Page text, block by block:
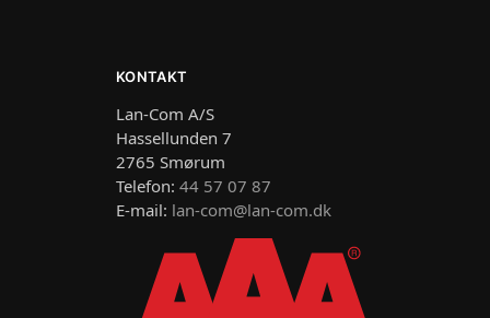
KONTAKT
Lan-Com A/S
Hassellunden 7
2765 Smørum
Telefon: 44 57 07 87
E-mail: lan-com@lan-com.dk